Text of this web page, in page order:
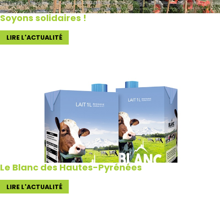
Soyons solidaires !
LIRE L'ACTUALITÉ
Le Blanc des Hautes-Pyrénées
LIRE L'ACTUALITÉ